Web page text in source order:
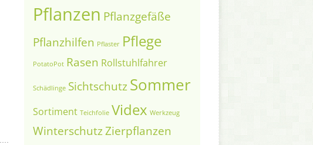
Pflanzen Pflanzgefäße
Pflanzhilfen Pflaster Pflege
PotatoPot Rasen Rollstuhlfahrer
Schädlinge SichtschutzSommer
Sortiment Teichfolie Videx Werkzeug
WinterschutzZierpflanzen